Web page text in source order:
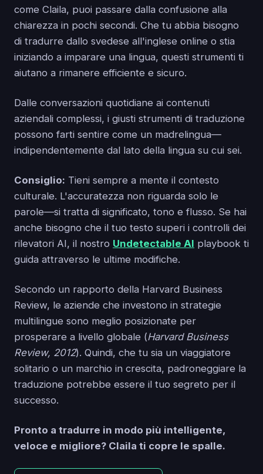
come Claila, puoi passare dalla confusione alla
chiarezza in pochi secondi. Che tu abbia bisogno
di tradurre dallo svedese all'inglese online o stia
iniziando a imparare una lingua, questi strumenti ti
aiutano a rimanere efficiente e sicuro.
Dalle conversazioni quotidiane ai contenuti
aziendali complessi, i giusti strumenti di traduzione
possono farti sentire come un madrelingua—
indipendentemente dal lato della lingua su cui sei.
Consiglio: Tieni sempre a mente il contesto
culturale. L'accuratezza non riguarda solo le
parole—si tratta di significato, tono e flusso. Se hai
anche bisogno che il tuo testo superi i controlli dei
rilevatori AI, il nostro Undetectable AI playbook ti
guida attraverso le ultime modifiche.
Secondo un rapporto della Harvard Business
Review, le aziende che investono in strategie
multilingue sono meglio posizionate per
prosperare a livello globale (Harvard Business
Review, 2012). Quindi, che tu sia un viaggiatore
solitario o un marchio in crescita, padroneggiare la
traduzione potrebbe essere il tuo segreto per il
successo.
Pronto a tradurre in modo più intelligente,
veloce e migliore? Claila ti copre le spalle.